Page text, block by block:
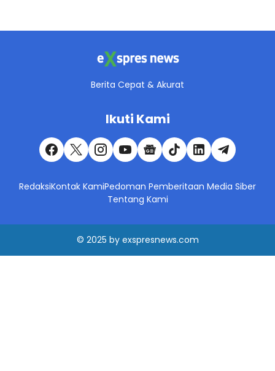
Berita Cepat & Akurat
Ikuti Kami
RedaksiKontak KamiPedoman Pemberitaan Media Siber
Tentang Kami
© 2025 by exspresnews.com